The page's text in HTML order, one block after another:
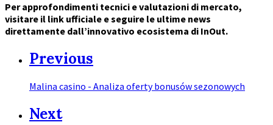
Per approfondimenti tecnici e valutazioni di mercato,
visitare il link ufficiale e seguire le ultime news
direttamente dall’innovativo ecosistema di InOut.
Previous
Malina casino - Analiza oferty bonusów sezonowych
Next